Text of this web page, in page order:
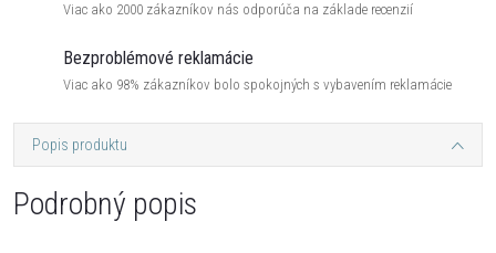
Viac ako 2000 zákazníkov nás odporúča na základe recenzií
Bezproblémové reklamácie
Viac ako 98% zákazníkov bolo spokojných s vybavením reklamácie
Popis produktu
Podrobný popis